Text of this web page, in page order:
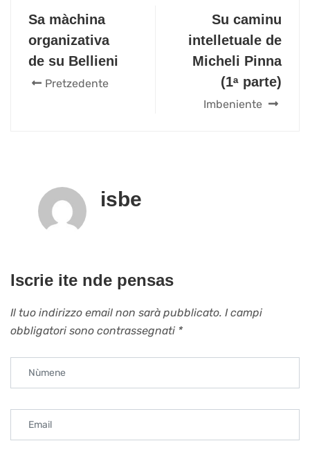
Sa màchina
organizativa
de su Bellieni
Pretzedente
Su caminu
intelletuale de
Micheli Pinna
(1ᵃ parte)
Imbeniente
isbe
Iscrie ite nde pensas
Il tuo indirizzo email non sarà pubblicato. I campi
obbligatori sono contrassegnati *